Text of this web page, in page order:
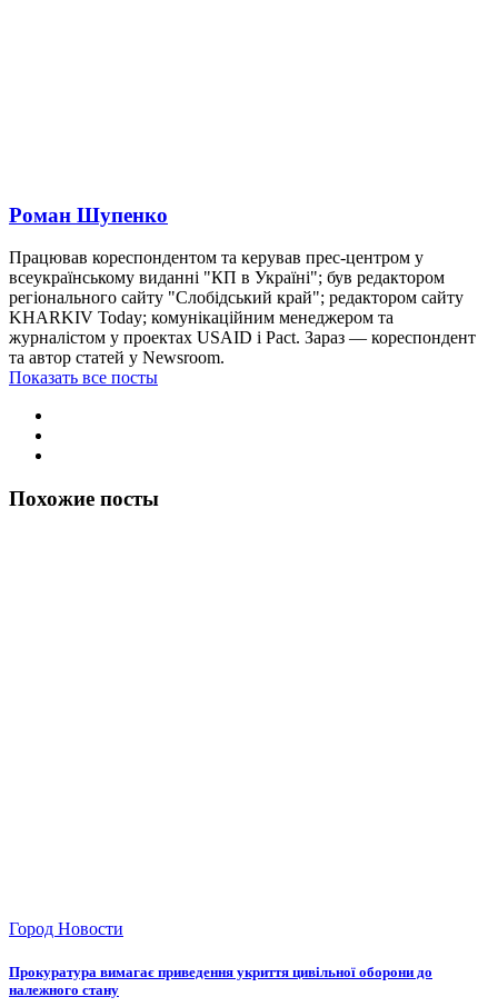
Роман Шупенко
Працював кореспондентом та керував прес-центром у
всеукраїнському виданні "КП в Україні"; був редактором
регіонального сайту "Слобідський край"; редактором сайту
KHARKIV Today; комунікаційним менеджером та
журналістом у проектах USAID і Pact. Зараз — кореспондент
та автор статей у Newsroom.
Показать все посты
Похожие посты
Город Новости
Прокуратура вимагає приведення укриття цивільної оборони до
належного стану